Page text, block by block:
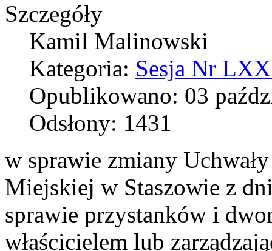
Szczegóły
Kamil Malinowski
Kategoria: Sesja Nr
Opublikowano: 03
Odsłony: 1431
w sprawie zmiany
Miejskiej w Staszowie z
sprawie przystanków i
właścicielem lub